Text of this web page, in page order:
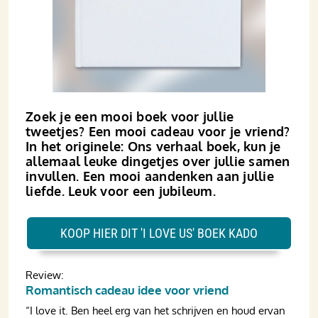
Zoek je een mooi boek voor jullie
tweetjes? Een mooi cadeau voor je vriend?
In het originele: Ons verhaal boek, kun je
allemaal leuke dingetjes over jullie samen
invullen. Een mooi aandenken aan jullie
liefde. Leuk voor een jubileum.
Review:
Romantisch cadeau idee voor vriend
“I love it. Ben heel erg van het schrijven en houd ervan
KOOP HIER DIT 'I LOVE US' BOEK KADO